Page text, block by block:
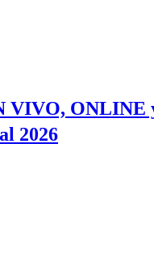
VIVO, ONLINE
2026